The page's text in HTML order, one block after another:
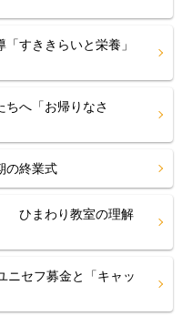
すききらいと栄養」
へ「お帰りなさ
の終業式
ひまわり教室の理解
セフ募金と「キャッ